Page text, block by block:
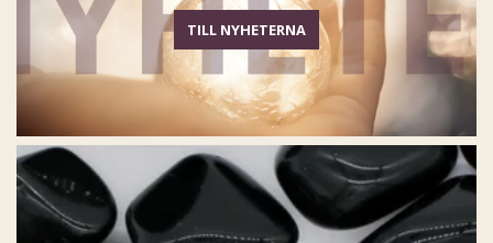
TILL NYHETERNA